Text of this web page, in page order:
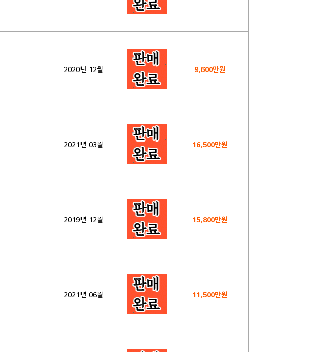
2020년 12월 9,600만원
2021년 03월 16,500만원
2019년 12월 15,800만원
2021년 06월 11,500만원